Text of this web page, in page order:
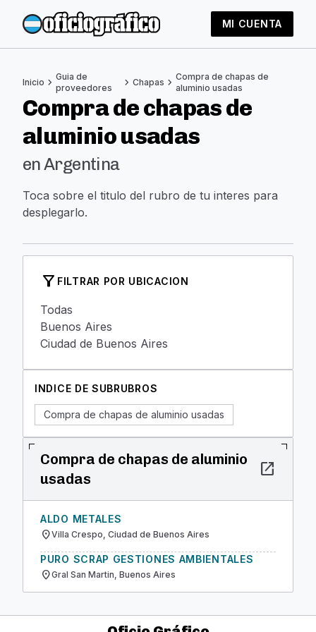
MI CUENTA
Inicio chevron_right Guia de
proveedores
chevron_right Chapas chevron_right Compra de chapas de
aluminio usadas
Compra de chapas de
aluminio usadas
en Argentina
Toca sobre el titulo del rubro de tu interes para
desplegarlo.
filter_alt FILTRAR POR UBICACION
Todas
Buenos Aires
Ciudad de Buenos Aires
INDICE DE SUBRUBROS
Compra de chapas de aluminio usadas
Compra de chapas de aluminio
usadas
open_in_new
ALDO METALES
location_onVilla Crespo, Ciudad de Buenos Aires
PURO SCRAP GESTIONES AMBIENTALES
location_onGral San Martin, Buenos Aires